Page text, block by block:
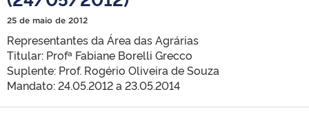
25 de maio de 2012
Representantes da Área das Agrárias
Titular: Profª Fabiane Borelli Grecco
Suplente: Prof. Rogério Oliveira de Souza
Mandato: 24.05.2012 a 23.05.2014